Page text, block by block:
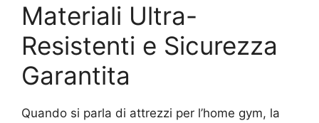
Materiali Ultra-
Resistenti e Sicurezza
Garantita
Quando si parla di attrezzi per l’home gym, la